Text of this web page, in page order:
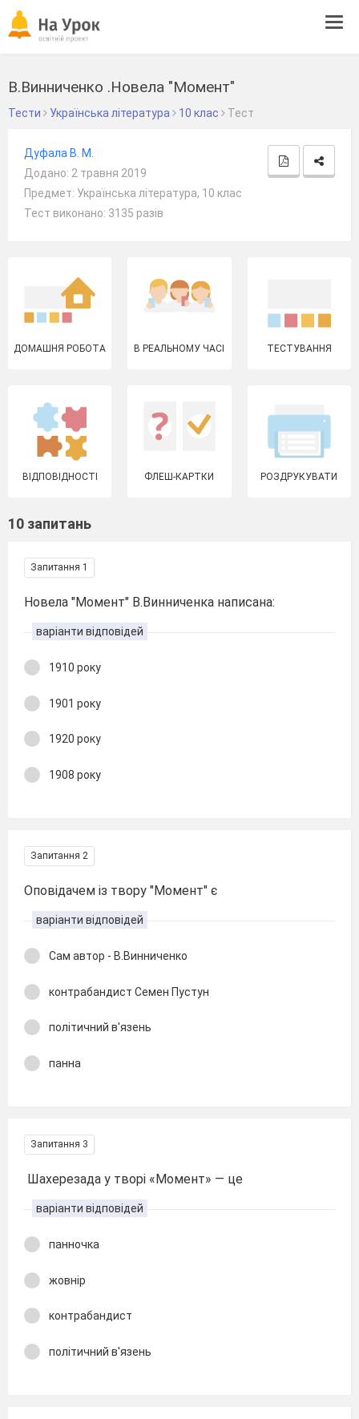
В.Винниченко .Новела "Момент"
Тести Українська література 10 клас Тест
Дуфала В. М.
Додано: 2 травня 2019
Предмет: Українська література, 10 клас
Тест виконано: 3135 разів
ДОМАШНЯ РОБОТА В РЕАЛЬНОМУ ЧАСІ ТЕСТУВАННЯ
ВІДПОВІДНОСТІ ФЛЕШ-КАРТКИ РОЗДРУКУВАТИ
10 запитань
Запитання 1
Новела "Момент" В.Винниченка написана:
варіанти відповідей
1910 року
1901 року
1920 року
1908 року
Запитання 2
Оповідачем із твору "Момент" є
варіанти відповідей
Сам автор - В.Винниченко
контрабандист Семен Пустун
політичний в'язень
панна
Запитання 3
Шахерезада у творі «Момент» — це
варіанти відповідей
панночка
жовнір
контрабандист
політичний в'язень